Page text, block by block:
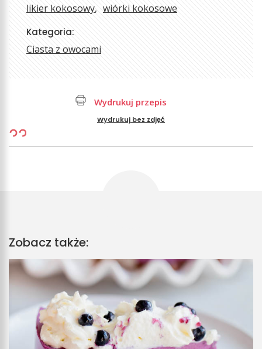
likier kokosowy
wiórki kokosowe
Kategoria:
Ciasta z owocami
Wydrukuj przepis
Wydrukuj bez zdjęć
Zobacz także: